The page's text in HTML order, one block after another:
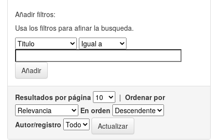
Añadir filtros:
Usa los filtros para afinar la busqueda.
Resultados por página | Ordenar por
En orden
Autor/registro